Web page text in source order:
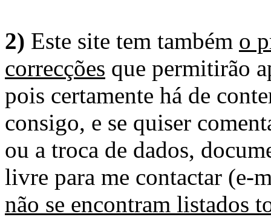
2) Este site tem também o
correcções que permitirão
pois certamente há de
consigo, e se quiser
ou a troca de dados,
livre para me contactar (e-
não se encontram listados